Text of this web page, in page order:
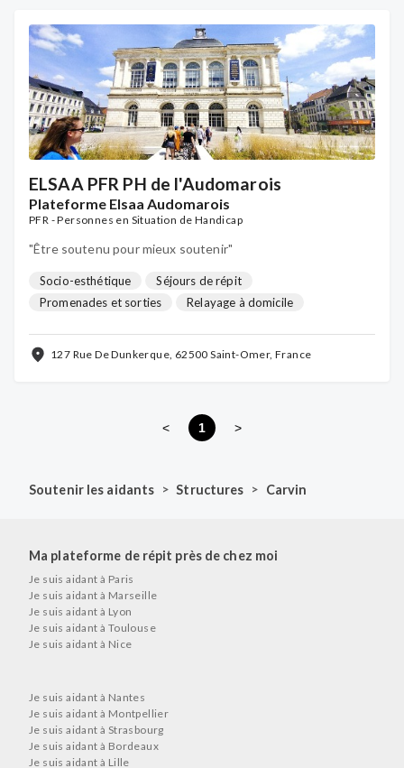
ELSAA PFR PH de l'Audomarois
Plateforme Elsaa Audomarois
PFR - Personnes en Situation de Handicap
"Être soutenu pour mieux soutenir"
Socio-esthétique
Séjours de répit
Promenades et sorties
Relayage à domicile
Soutien psychologique individuel
127 Rue De Dunkerque, 62500 Saint-Omer, France
< 1 >
Soutenir les aidants > Structures > Carvin
Ma plateforme de répit près de chez moi
Je suis aidant à Paris
Je suis aidant à Marseille
Je suis aidant à Lyon
Je suis aidant à Toulouse
Je suis aidant à Nice
Je suis aidant à Nantes
Je suis aidant à Montpellier
Je suis aidant à Strasbourg
Je suis aidant à Bordeaux
Je suis aidant à Lille